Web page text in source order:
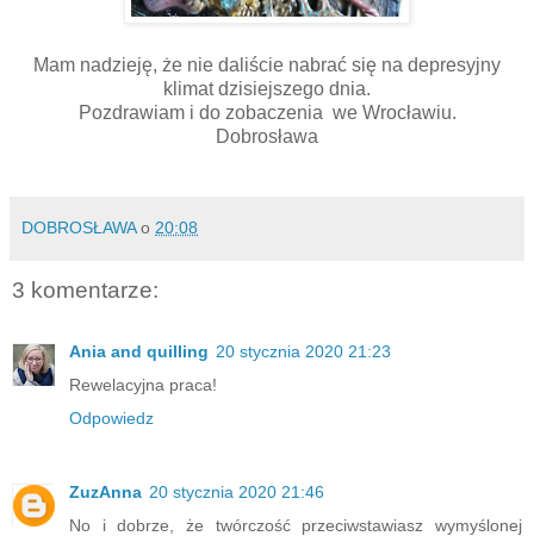
Mam nadzieję, że nie daliście nabrać się na depresyjny
klimat dzisiejszego dnia.
Pozdrawiam i do zobaczenia we Wrocławiu.
Dobrosława
DOBROSŁAWA o 20:08
3 komentarze:
Ania and quilling 20 stycznia 2020 21:23
Rewelacyjna praca!
Odpowiedz
ZuzAnna 20 stycznia 2020 21:46
No i dobrze, że twórczość przeciwstawiasz wymyślonej